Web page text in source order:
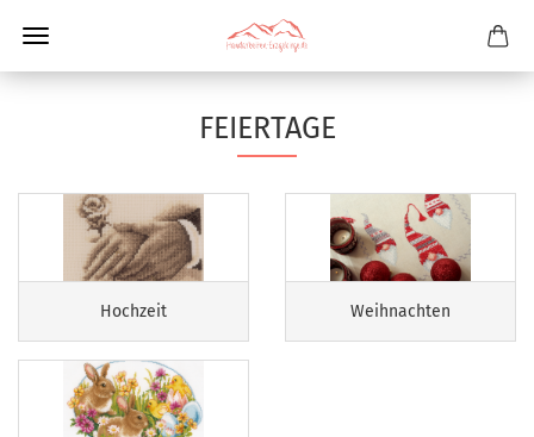
FEIERTAGE
Hochzeit Weihnachten